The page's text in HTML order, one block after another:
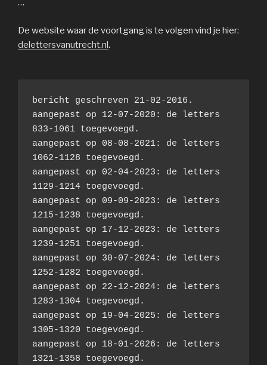
…
De website waar de voortgang is te volgen vind je hier:
delettersvanutrecht.nl.
bericht geschreven 21-02-2016.
aangepast op 12-07-2020: de letters
833-1061 toegevoegd.
aangepast op 08-08-2021: de letters
1062-1128 toegevoegd.
aangepast op 02-04-2023: de letters
1129-1214 toegevoegd.
aangepast op 09-09-2023: de letters
1215-1238 toegevoegd.
aangepast op 17-12-2023: de letters
1239-1251 toegevoegd.
aangepast op 30-07-2024: de letters
1252-1282 toegevoegd.
aangepast op 22-12-2024: de letters
1283-1304 toegevoegd.
aangepast op 19-04-2025: de letters
1305-1320 toegevoegd.
aangepast op 18-01-2026: de letters
1321-1358 toegevoegd.